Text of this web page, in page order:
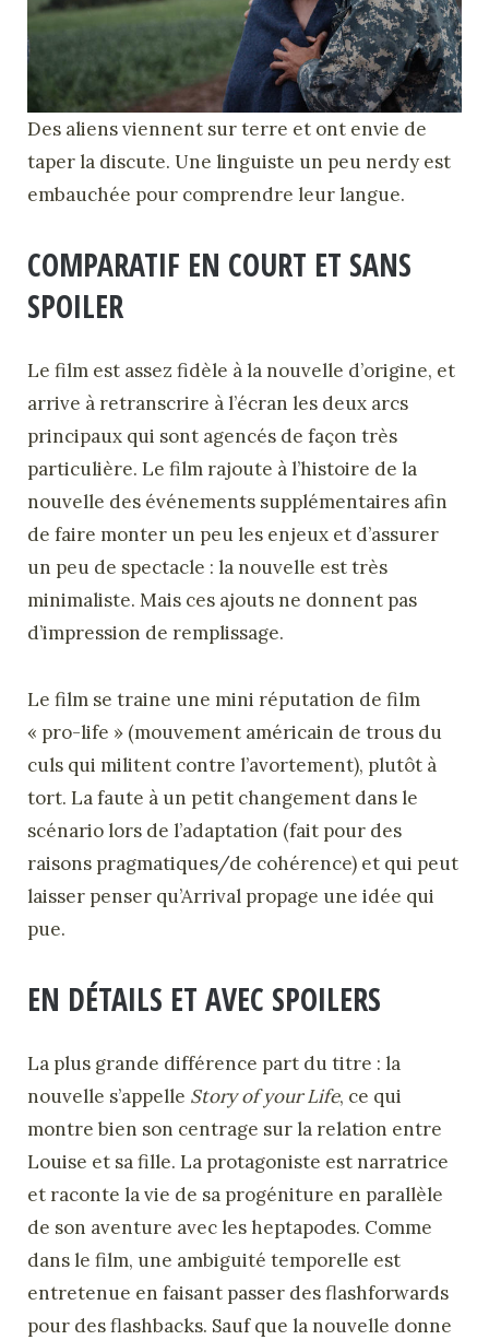
Des aliens viennent sur terre et ont envie de
taper la discute. Une linguiste un peu nerdy est
embauchée pour comprendre leur langue.
COMPARATIF EN COURT ET SANS
SPOILER
Le film est assez fidèle à la nouvelle d’origine, et
arrive à retranscrire à l’écran les deux arcs
principaux qui sont agencés de façon très
particulière. Le film rajoute à l’histoire de la
nouvelle des événements supplémentaires afin
de faire monter un peu les enjeux et d’assurer
un peu de spectacle : la nouvelle est très
minimaliste. Mais ces ajouts ne donnent pas
d’impression de remplissage.
Le film se traine une mini réputation de film
« pro-life » (mouvement américain de trous du
culs qui militent contre l’avortement), plutôt à
tort. La faute à un petit changement dans le
scénario lors de l’adaptation (fait pour des
raisons pragmatiques/de cohérence) et qui peut
laisser penser qu’Arrival propage une idée qui
pue.
EN DÉTAILS ET AVEC SPOILERS
La plus grande différence part du titre : la
nouvelle s’appelle Story of your Life, ce qui
montre bien son centrage sur la relation entre
Louise et sa fille. La protagoniste est narratrice
et raconte la vie de sa progéniture en parallèle
de son aventure avec les heptapodes. Comme
dans le film, une ambiguité temporelle est
entretenue en faisant passer des flashforwards
pour des flashbacks. Sauf que la nouvelle donne